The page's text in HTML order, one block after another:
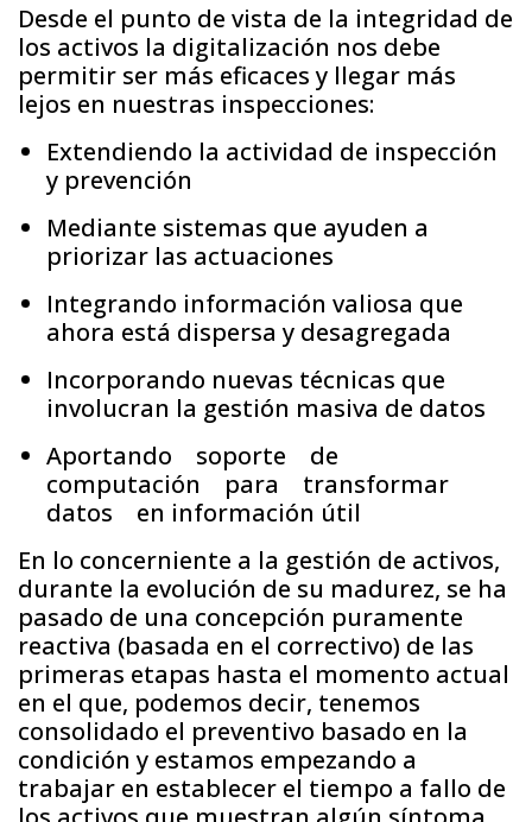
Desde el punto de vista de la integridad de
los activos la digitalización nos debe
permitir ser más eficaces y llegar más
lejos en nuestras inspecciones:
Extendiendo la actividad de inspección
y prevención
Mediante sistemas que ayuden a
priorizar las actuaciones
Integrando información valiosa que
ahora está dispersa y desagregada
Incorporando nuevas técnicas que
involucran la gestión masiva de datos
Aportando soporte de
computación para transformar
datos en información útil
En lo concerniente a la gestión de activos,
durante la evolución de su madurez, se ha
pasado de una concepción puramente
reactiva (basada en el correctivo) de las
primeras etapas hasta el momento actual
en el que, podemos decir, tenemos
consolidado el preventivo basado en la
condición y estamos empezando a
trabajar en establecer el tiempo a fallo de